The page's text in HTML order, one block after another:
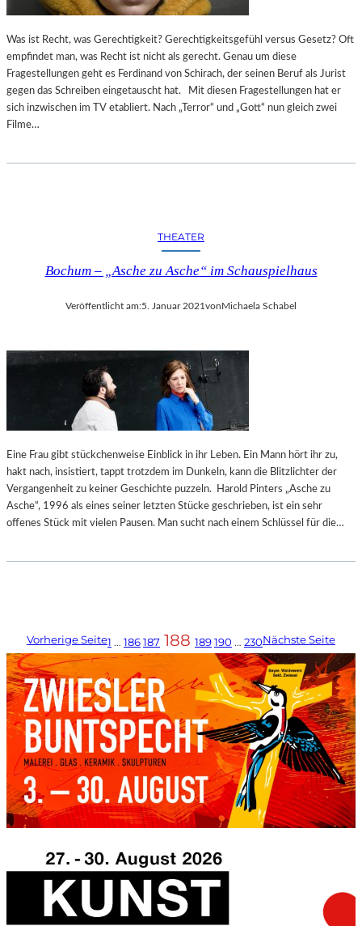
Was ist Recht, was Gerechtigkeit? Gerechtigkeitsgefühl versus Gesetz? Oft
empfindet man, was Recht ist nicht als gerecht. Genau um diese
Fragestellungen geht es Ferdinand von Schirach, der seinen Beruf als Jurist
gegen das Schreiben eingetauscht hat. Mit diesen Fragestellungen hat er
sich inzwischen im TV etabliert. Nach „Terror“ und „Gott“ nun gleich zwei
Filme…
THEATER
Bochum – „Asche zu Asche“ im Schauspielhaus
Veröffentlicht am:5. Januar 2021von Michaela Schabel
Eine Frau gibt stückchenweise Einblick in ihr Leben. Ein Mann hört ihr zu,
hakt nach, insistiert, tappt trotzdem im Dunkeln, kann die Blitzlichter der
Vergangenheit zu keiner Geschichte puzzeln. Harold Pinters „Asche zu
Asche“, 1996 als eines seiner letzten Stücke geschrieben, ist ein sehr
offenes Stück mit vielen Pausen. Man sucht nach einem Schlüssel für die…
Vorherige Seite1 … 186187 188 189190 … 230Nächste Seite